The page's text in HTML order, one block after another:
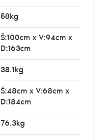
58kg
Š:100cm x V:94cm x
D:163cm
38.1kg
Š:48cm x V:68cm x
D:184cm
76.3kg